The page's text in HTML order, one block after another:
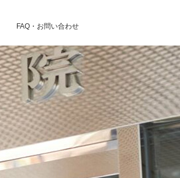
FAQ・お問い合わせ